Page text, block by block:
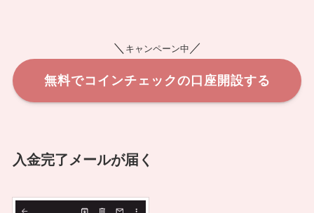
＼ キャンペーン中 ／
無料でコインチェックの口座開設する
入金完了メールが届く